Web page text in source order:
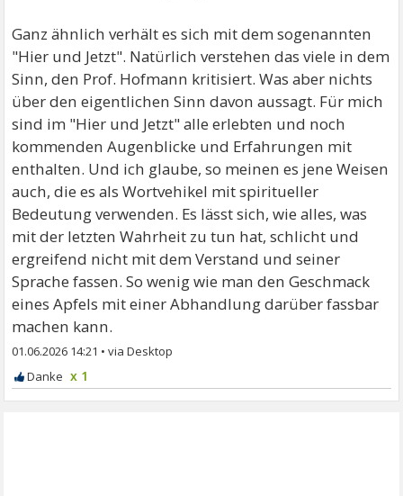
Ganz ähnlich verhält es sich mit dem sogenannten
"Hier und Jetzt". Natürlich verstehen das viele in dem
Sinn, den Prof. Hofmann kritisiert. Was aber nichts
über den eigentlichen Sinn davon aussagt. Für mich
sind im "Hier und Jetzt" alle erlebten und noch
kommenden Augenblicke und Erfahrungen mit
enthalten. Und ich glaube, so meinen es jene Weisen
auch, die es als Wortvehikel mit spiritueller
Bedeutung verwenden. Es lässt sich, wie alles, was
mit der letzten Wahrheit zu tun hat, schlicht und
ergreifend nicht mit dem Verstand und seiner
Sprache fassen. So wenig wie man den Geschmack
eines Apfels mit einer Abhandlung darüber fassbar
machen kann.
01.06.2026 14:21 •
x 1